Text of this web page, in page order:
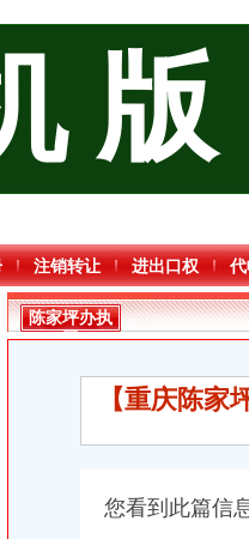
版
注销转让 进出口权
陈家坪办执
照
【重庆陈
您看到此篇信